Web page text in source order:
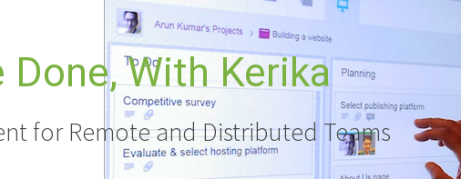
Done, With Kerika
for Remote and Distributed Teams